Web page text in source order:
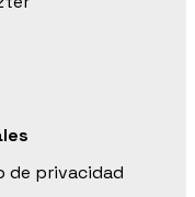
de privacidad